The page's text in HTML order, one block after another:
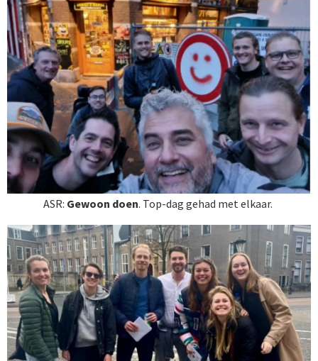
ASR: Gewoon doen. Top-dag gehad met elkaar.